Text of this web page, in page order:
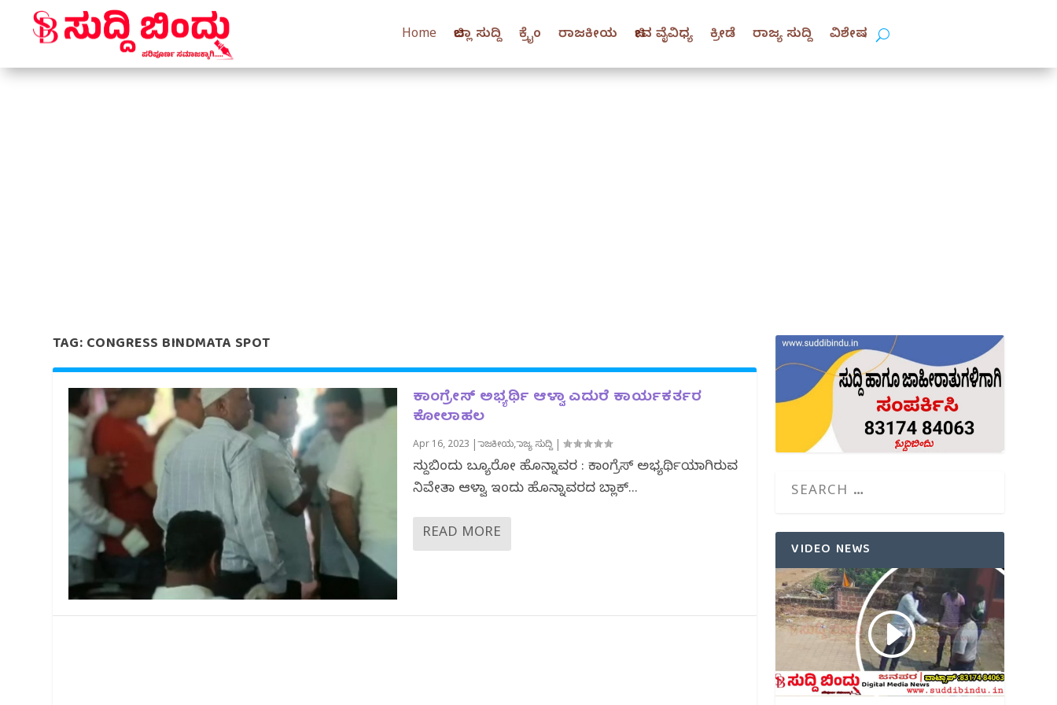
Home ಜಿಲ್ಲಾ ಸುದ್ದಿ ಕ್ರೈಂ ರಾಜಕೀಯ ಜೀವ ವೈವಿಧ್ಯ ಕ್ರೀಡೆ ರಾಜ್ಯ ಸುದ್ದಿ ವಿಶೇಷ
TAG:CONGRESS BINDMATA SPOT
ಕಾಂಗ್ರೇಸ್ ಅಭ್ಯರ್ಥಿ ಆಳ್ವಾ ಎದುರೆ ಕಾರ್ಯಕರ್ತರ
ಕೋಲಾಹಲ
Apr 16, 2023 |ರಾಜಕೀಯ,ರಾಜ್ಯ ಸುದ್ದಿ|
ಸುದ್ದಿಬಿಂದು ಬ್ಯೂರೋ ಹೊನ್ನಾವರ : ಕಾಂಗ್ರೆಸ್ ಅಭ್ಯರ್ಥಿಯಾಗಿರುವ
ನಿವೇದಿತಾ ಆಳ್ವಾ ಇಂದು ಹೊನ್ನಾವರದ ಬ್ಲಾಕ್...
READ MORE
VIDEO NEWS